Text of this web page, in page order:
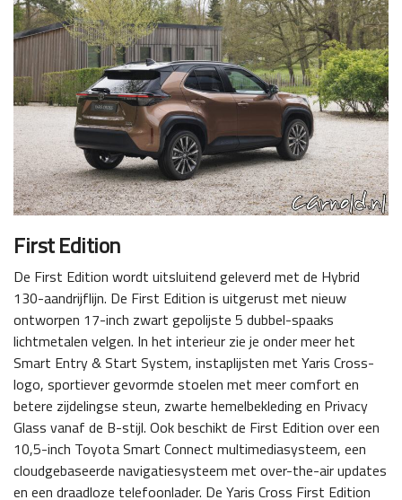
First Edition
De First Edition wordt uitsluitend geleverd met de Hybrid
130-aandrijflijn. De First Edition is uitgerust met nieuw
ontworpen 17-inch zwart gepolijste 5 dubbel-spaaks
lichtmetalen velgen. In het interieur zie je onder meer het
Smart Entry & Start System, instaplijsten met Yaris Cross-
logo, sportiever gevormde stoelen met meer comfort en
betere zijdelingse steun, zwarte hemelbekleding en Privacy
Glass vanaf de B-stijl. Ook beschikt de First Edition over een
10,5-inch Toyota Smart Connect multimediasysteem, een
cloudgebaseerde navigatiesysteem met over-the-air updates
en een draadloze telefoonlader. De Yaris Cross First Edition